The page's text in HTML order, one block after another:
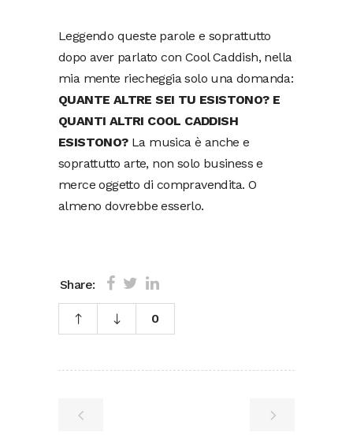
Leggendo queste parole e soprattutto
dopo aver parlato con Cool Caddish, nella
mia mente riecheggia solo una domanda:
QUANTE ALTRE SEI TU ESISTONO? E
QUANTI ALTRI COOL CADDISH
ESISTONO?La musica è anche e
soprattutto arte, non solo business e
merce oggetto di compravendita. O
almeno dovrebbe esserlo.
Share:
0